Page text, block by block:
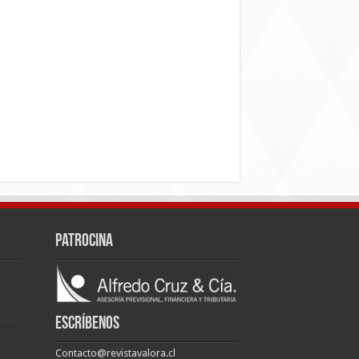
Patrocina
Escríbenos
Contacto@revistavalora.cl